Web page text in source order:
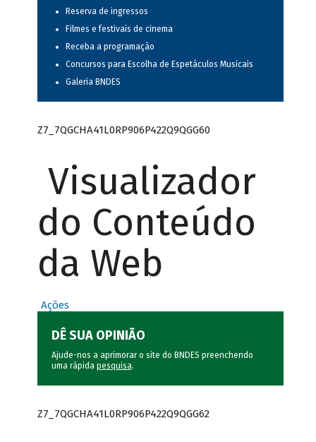
Reserva de ingressos
Filmes e festivais de cinema
Receba a programação
Concursos para Escolha de Espetáculos Musicais
Galeria BNDES
Z7_7QGCHA41L0RP906P422Q9QGG60
Visualizador
do Conteúdo
da Web
Ações
DÊ SUA OPINIÃO
Ajude-nos a aprimorar o site do BNDES preenchendo
uma rápida pesquisa.
Z7_7QGCHA41L0RP906P422Q9QGG62